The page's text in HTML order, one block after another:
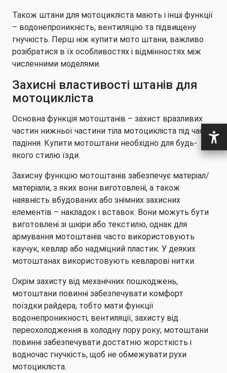
Також штани для мотоцикліста мають і інші функції
– водонепроникність, вентиляцію та підвищену
гнучкість. Перш ніж купити мото штани, важливо
розібратися в їх особливостях і відмінностях між
численними моделями.
Захисні властивості штанів для
мотоцикліста
Основна функція мотоштанів – захист вразливих
частин нижньої частини тіла мотоцикліста під час
падіння. Купити мотоштани необхідно для будь-
якого стилю їзди.
Захисну функцію мотоштанів забезпечує матеріал/
матеріали, з яких вони виготовлені, а також
наявність вбудованих або знімних захисних
елементів – накладок і вставок. Вони можуть бути
виготовлені зі шкіри або текстилю, однак для
армування мотоштанів часто використовують
каучук, кевлар або надміцний пластик. У деяких
мотоштанах використовують кевларові нитки.
Окрім захисту від механічних пошкоджень,
мотоштани повинні забезпечувати комфорт
поїздки райдера, тобто мати функції
водонепроникності, вентиляції, захисту від
переохолодження в холодну пору року; мотоштани
повинні забезпечувати достатню жорсткість і
водночас гнучкість, щоб не обмежувати рухи
мотоцикліста.